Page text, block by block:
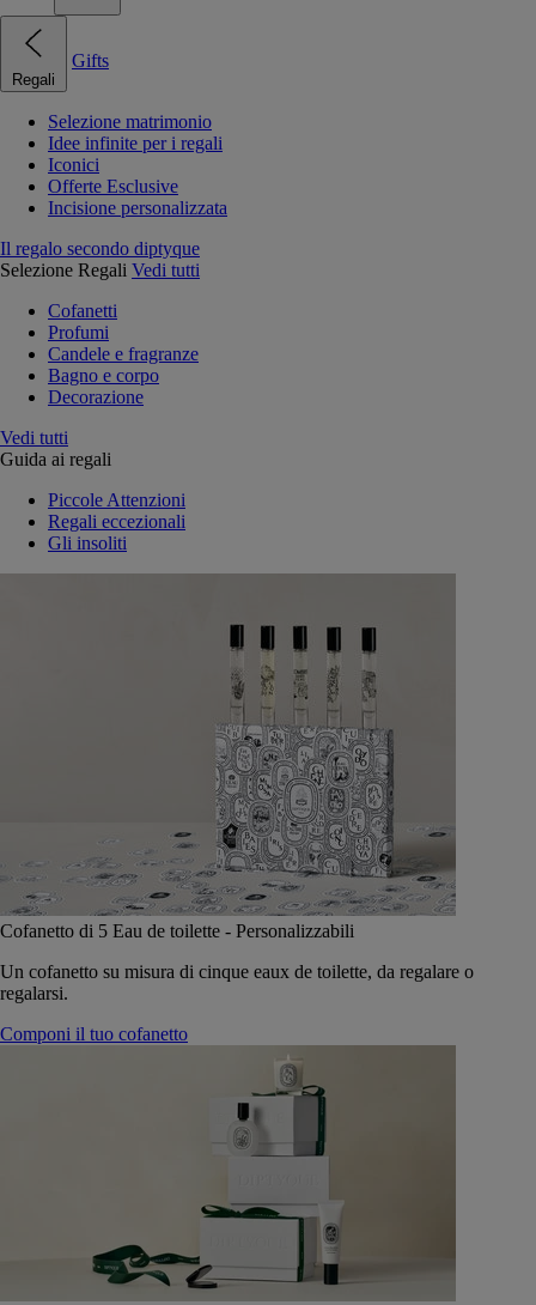
Regali
Gifts
Selezione matrimonio
Idee infinite per i regali
Iconici
Offerte Esclusive
Incisione personalizzata
Il regalo secondo diptyque
Selezione Regali Vedi tutti
Cofanetti
Profumi
Candele e fragranze
Bagno e corpo
Decorazione
Vedi tutti
Guida ai regali
Piccole Attenzioni
Regali eccezionali
Gli insoliti
Cofanetto di 5 Eau de toilette - Personalizzabili
Un cofanetto su misura di cinque eaux de toilette, da regalare o
regalarsi.
Componi il tuo cofanetto